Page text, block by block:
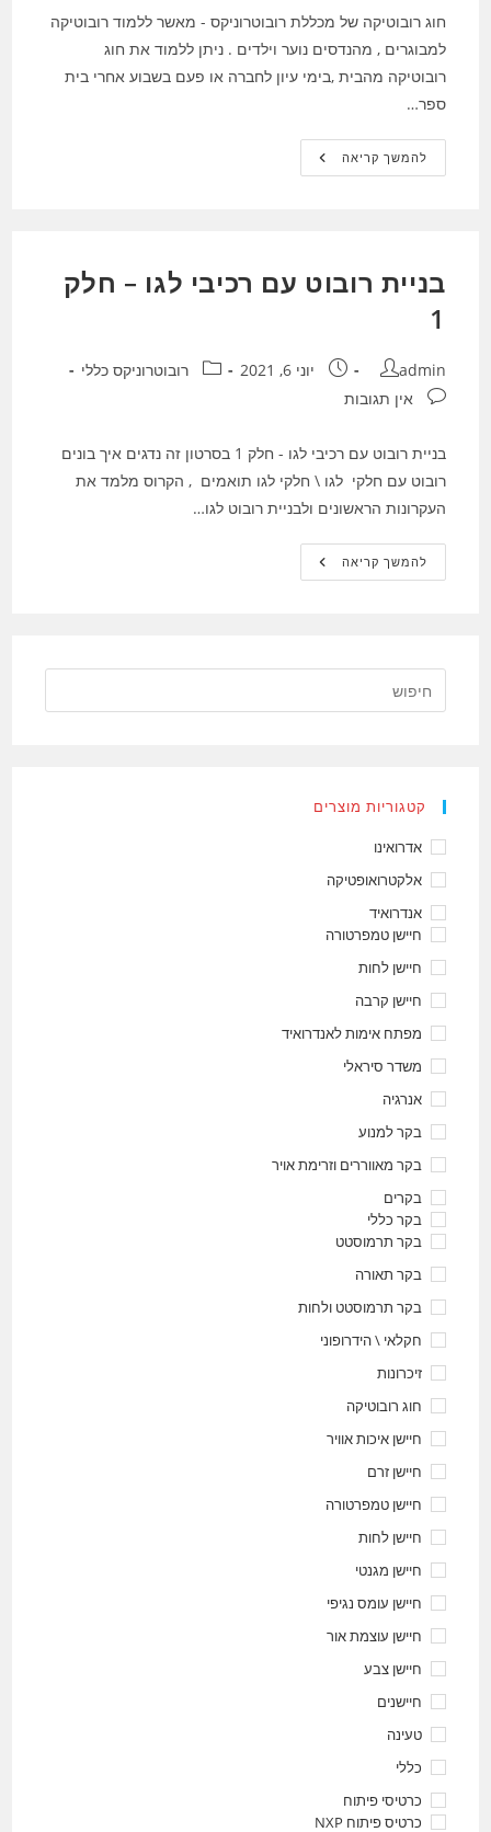
חוג רובוטיקה של מכללת רובוטרוניקס - מאשר ללמוד רובוטיקה
למבוגרים , מהנדסים נוער וילדים . ניתן ללמוד את חוג
רובוטיקה מהבית ,בימי עיון לחברה או פעם בשבוע אחרי בית
ספר…
להמשך קריאהחוג
רובוטיקה
בניית רובוט עם רכיבי לגו – חלק
1
מחבר:
admin פורסם:יוני 6, 2021 קטגוריה:רובוטרוניקס כללי
תגובות:אין תגובות
בניית רובוט עם רכיבי לגו - חלק 1 בסרטון זה נדגים איך בונים
רובוט עם חלקי לגו \ חלקי לגו תואמים , הקרוס מלמד את
העקרונות הראשונים ולבניית רובוט לגו…
להמשך קריאהבניית
רובוט
1
קטגוריות מוצרים
אדרואינו
אלקטרואופטיקה
אנדרואיד
חיישן טמפרטורה
חיישן לחות
חיישן קרבה
מפתח אימות לאנדרואיד
משדר סיראלי
אנרגיה
בקר למנוע
בקר מאווררים וזרימת אויר
בקרים
בקר כללי
בקר תרמוסטט
בקר תאורה
בקר תרמוסטט ולחות
חקלאי \ הידרופוני
זיכרונות
חוג רובוטיקה
חיישן איכות אוויר
חיישן זרם
חיישן טמפרטורה
חיישן לחות
חיישן מגנטי
חיישן עומס נגיפי
חיישן עוצמת אור
חיישן צבע
חיישנים
טעינה
כללי
כרטיסי פיתוח
כרטיס פיתוח NXP